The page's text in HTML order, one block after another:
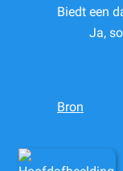
Biedt een
Ja,
Bron